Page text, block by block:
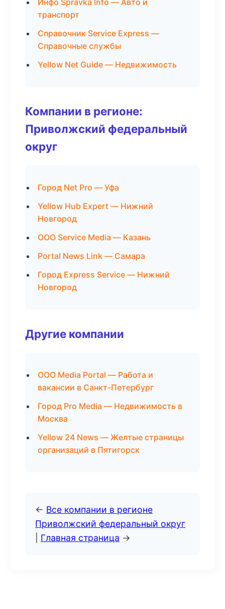
Инфо Spravka Info — Авто и
транспорт
Справочник Service Express —
Справочные службы
Yellow Net Guide — Недвижимость
Компании в регионе:
Приволжский федеральный
округ
Город Net Pro — Уфа
Yellow Hub Expert — Нижний
Новгород
ООО Service Media — Казань
Portal News Link — Самара
Город Express Service — Нижний
Новгород
Другие компании
ООО Media Portal — Работа и
вакансии в Санкт-Петербург
Город Pro Media — Недвижимость в
Москва
Yellow 24 News — Желтые страницы
организаций в Пятигорск
← Все компании в регионе
Приволжский федеральный округ
Главная страница →